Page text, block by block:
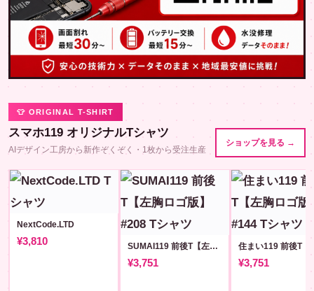
👕 ORIGINAL T-SHIRT
スマホ119 オリジナルTシャツ
AIデザイン工房から新作ぞくぞく・1枚から受注生産
ショップを見る →
NextCode.LTD
¥3,810 SUMAI119 前後T【左胸ロゴ版】#208
¥3,751 ¥3,751